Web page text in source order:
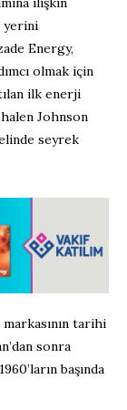
yerini
Energy,
olmak için
ilk enerji
Johnson
seyrek
tarihi
sonra
başında